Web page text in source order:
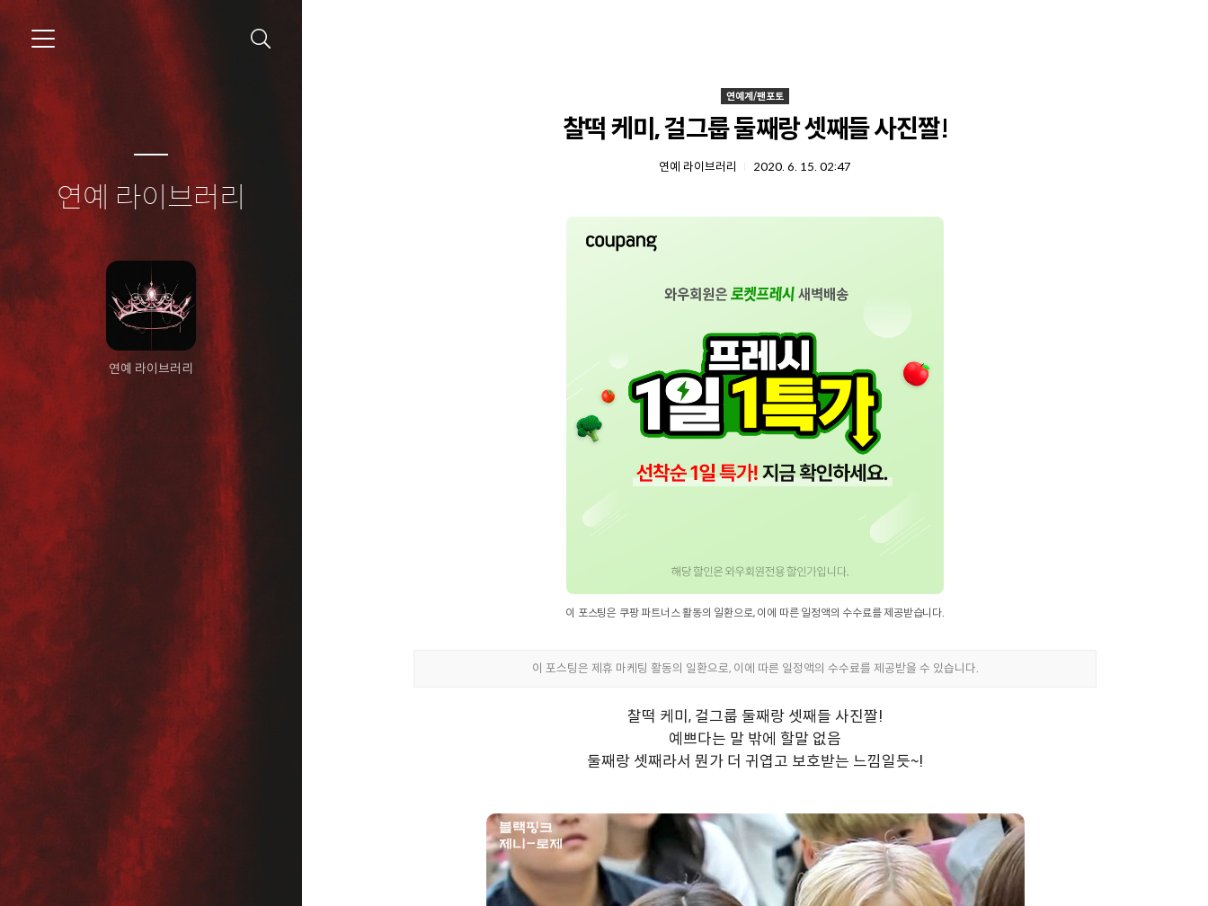
연예 라이브러리
연예 라이브러리
연예계/팬포토
찰떡 케미, 걸그룹 둘째랑 셋째들 사진짤!
연예 라이브러리 2020. 6. 15. 02:47
찰떡 케미, 걸그룹 둘째랑 셋째들 사진짤!
예쁘다는 말 밖에 할말 없음
둘째랑 셋째라서 뭔가 더 귀엽고 보호받는 느낌일듯~!